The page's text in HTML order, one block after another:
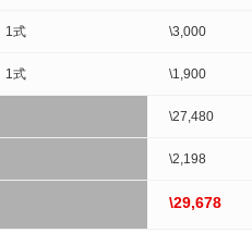
1式 \3,000
1式 \1,900
\27,480
\2,198
\29,678